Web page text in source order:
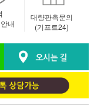
내
대량판촉문의
(기프트24)